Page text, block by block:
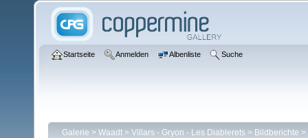
Startseite Anmelden Albenliste Suche
Galerie > Waadt > Villars - Gryon - Les Diablerets > Bildberichte >